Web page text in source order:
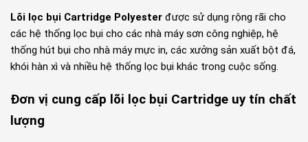
Lõi lọc bụi Cartridge Polyester được sử dụng rộng rãi cho
các hệ thống lọc bụi cho các nhà máy sơn công nghiệp, hệ
thống hút bụi cho nhà máy mực in, các xưởng sản xuất bột đá,
khói hàn xì và nhiều hệ thống lọc bụi khác trong cuộc sống.
Đơn vị cung cấp lõi lọc bụi Cartridge uy tín chất
lượng